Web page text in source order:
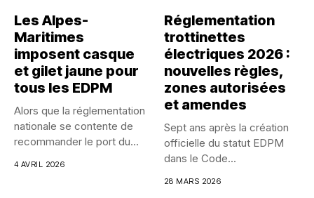
Les Alpes-
Maritimes
imposent casque
et gilet jaune pour
tous les EDPM
Alors que la réglementation
nationale se contente de
recommander le port du...
4 AVRIL 2026
Réglementation
trottinettes
électriques 2026 :
nouvelles règles,
zones autorisées
et amendes
Sept ans après la création
officielle du statut EDPM
dans le Code...
28 MARS 2026